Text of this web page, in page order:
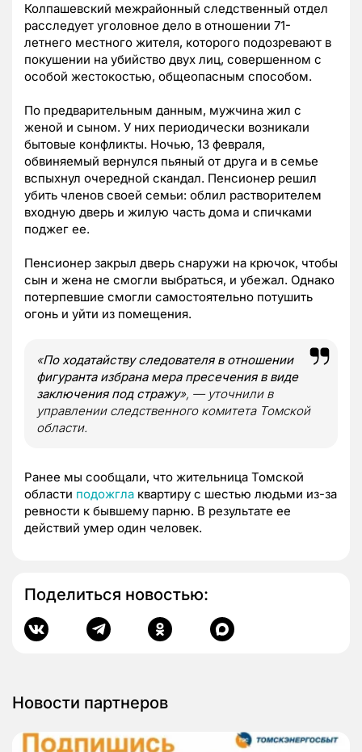
Колпашевский межрайонный следственный отдел
расследует уголовное дело в отношении 71-
летнего местного жителя, которого подозревают в
покушении на убийство двух лиц, совершенном с
особой жестокостью, общеопасным способом.
По предварительным данным, мужчина жил с
женой и сыном. У них периодически возникали
бытовые конфликты. Ночью, 13 февраля,
обвиняемый вернулся пьяный от друга и в семье
вспыхнул очередной скандал. Пенсионер решил
убить членов своей семьи: облил растворителем
входную дверь и жилую часть дома и спичками
поджег ее.
Пенсионер закрыл дверь снаружи на крючок, чтобы
сын и жена не смогли выбраться, и убежал. Однако
потерпевшие смогли самостоятельно потушить
огонь и уйти из помещения.
«По ходатайству следователя в отношении
фигуранта избрана мера пресечения в виде
заключения под стражу», — уточнили в
управлении следственного комитета Томской
области.
Ранее мы сообщали, что жительница Томской
области подожгла квартиру с шестью людьми из-за
ревности к бывшему парню. В результате ее
действий умер один человек.
Поделиться новостью:
Новости партнеров